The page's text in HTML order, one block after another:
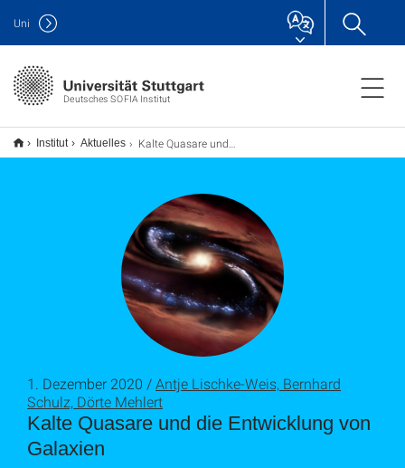
Deutsches SOFIA Institut
Uni
Institut Aktuelles Kalte Quasare und die Entwicklung von Galaxien
Kalte Quasare und die Entwicklung von
Galaxien
1. Dezember 2020 /Antje Lischke-Weis, Bernhard
Schulz, Dörte Mehlert